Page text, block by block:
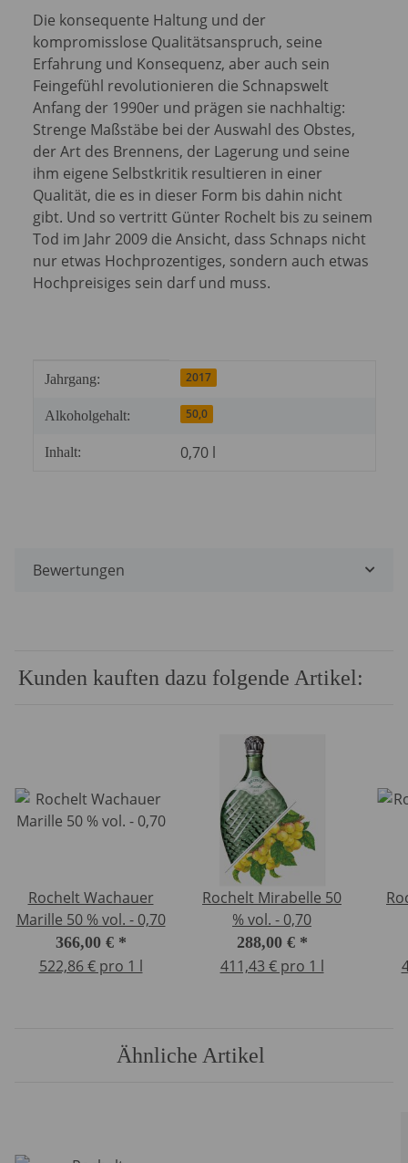
Die konsequente Haltung und der
kompromisslose Qualitätsanspruch, seine
Erfahrung und Konsequenz, aber auch sein
Feingefühl revolutionieren die Schnapswelt
Anfang der 1990er und prägen sie nachhaltig:
Strenge Maßstäbe bei der Auswahl des Obstes,
der Art des Brennens, der Lagerung und seine
ihm eigene Selbstkritik resultieren in einer
Qualität, die es in dieser Form bis dahin nicht
gibt. Und so vertritt Günter Rochelt bis zu seinem
Tod im Jahr 2009 die Ansicht, dass Schnaps nicht
nur etwas Hochprozentiges, sondern auch etwas
Hochpreisiges sein darf und muss.
Produkteigenschaft
Wert
Jahrgang: 2017
Alkoholgehalt: 50,0
Inhalt: 0,70 l
Bewertungen
Kunden kauften dazu folgende Artikel:
Rochelt Wachauer
Marille 50 % vol. - 0,70
366,00 € *
522,86 € pro 1 l
Rochelt Mirabelle 50
% vol. - 0,70
288,00 € *
411,43 € pro 1 l
Ähnliche Artikel